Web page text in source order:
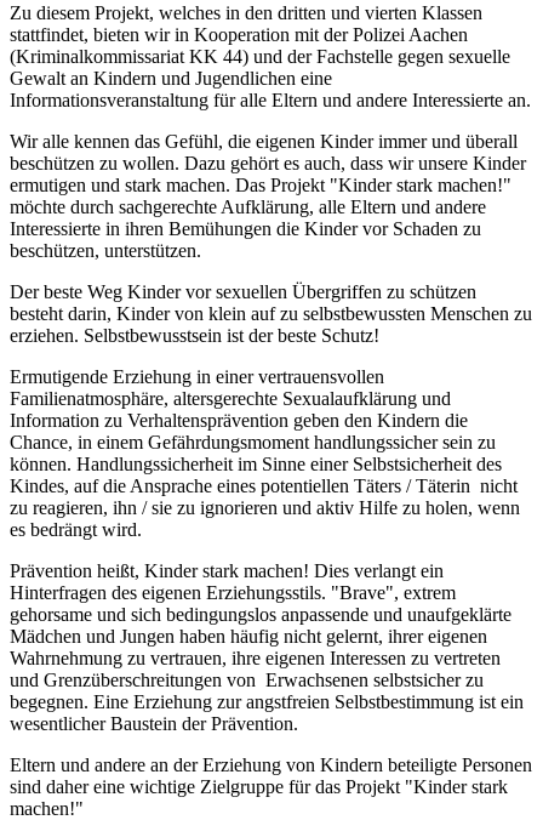
Zu diesem Projekt, welches in den dritten und vierten Klassen
stattfindet, bieten wir in Kooperation mit der Polizei Aachen
(Kriminalkommissariat KK 44) und der Fachstelle gegen sexuelle
Gewalt an Kindern und Jugendlichen eine
Informationsveranstaltung für alle Eltern und andere Interessierte an.
Wir alle kennen das Gefühl, die eigenen Kinder immer und überall
beschützen zu wollen. Dazu gehört es auch, dass wir unsere Kinder
ermutigen und stark machen. Das Projekt "Kinder stark machen!"
möchte durch sachgerechte Aufklärung, alle Eltern und andere
Interessierte in ihren Bemühungen die Kinder vor Schaden zu
beschützen, unterstützen.
Der beste Weg Kinder vor sexuellen Übergriffen zu schützen
besteht darin, Kinder von klein auf zu selbstbewussten Menschen zu
erziehen. Selbstbewusstsein ist der beste Schutz!
Ermutigende Erziehung in einer vertrauensvollen
Familienatmosphäre, altersgerechte Sexualaufklärung und
Information zu Verhaltensprävention geben den Kindern die
Chance, in einem Gefährdungsmoment handlungssicher sein zu
können. Handlungssicherheit im Sinne einer Selbstsicherheit des
Kindes, auf die Ansprache eines potentiellen Täters / Täterin nicht
zu reagieren, ihn / sie zu ignorieren und aktiv Hilfe zu holen, wenn
es bedrängt wird.
Prävention heißt, Kinder stark machen! Dies verlangt ein
Hinterfragen des eigenen Erziehungsstils. "Brave", extrem
gehorsame und sich bedingungslos anpassende und unaufgeklärte
Mädchen und Jungen haben häufig nicht gelernt, ihrer eigenen
Wahrnehmung zu vertrauen, ihre eigenen Interessen zu vertreten
und Grenzüberschreitungen von Erwachsenen selbstsicher zu
begegnen. Eine Erziehung zur angstfreien Selbstbestimmung ist ein
wesentlicher Baustein der Prävention.
Eltern und andere an der Erziehung von Kindern beteiligte Personen
sind daher eine wichtige Zielgruppe für das Projekt "Kinder stark
machen!"